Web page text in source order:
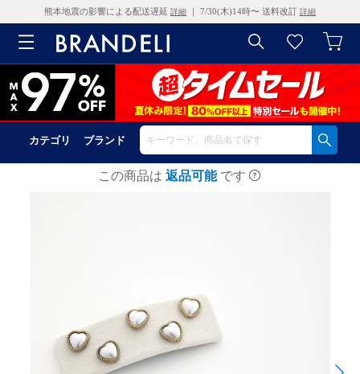
熊本地震の影響による配送遅延 詳細 ｜ 7/30(木)14時〜 送料改訂 詳細
カテゴリ ブランド
この商品は 返品可能 です